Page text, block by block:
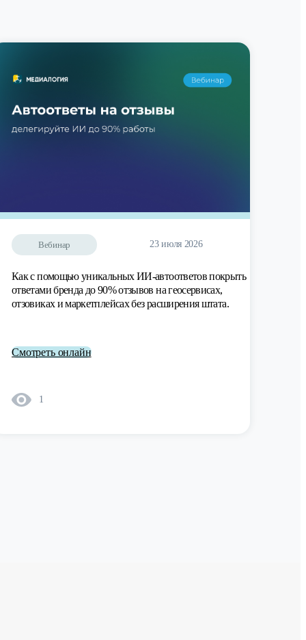
Вебинар 23 июля 2026
Как с помощью уникальных ИИ-автоответов покрыть
ответами бренда до 90% отзывов на геосервисах,
отзовиках и маркетплейсах без расширения штата.
Смотреть онлайн
1